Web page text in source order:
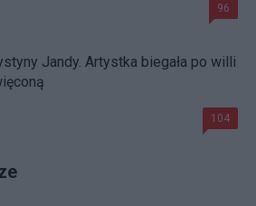
96
Jandy. Artystka biegała po willi
104